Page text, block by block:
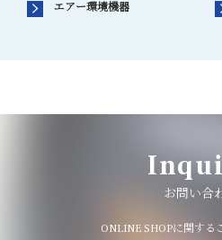
エアー環境機器
お問い合
ONLINE SHOPに関する